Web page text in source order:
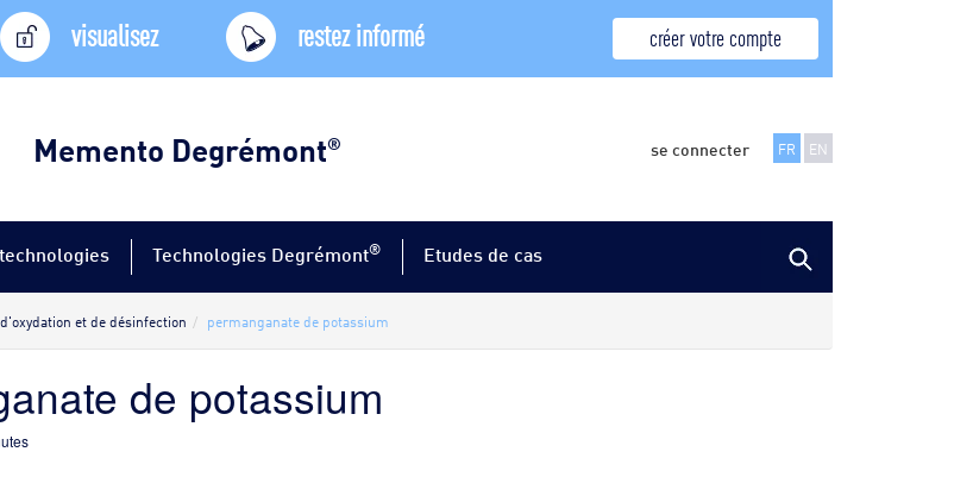
visualisez restez informé créer votre compte
Memento Degrémont® se connecter FR EN
Technologies Degrémont® Etudes de cas
et de désinfection permanganate de potassium
de potassium